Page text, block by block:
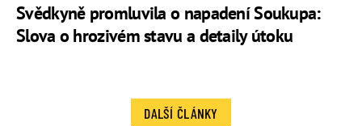
Svědkyně promluvila o napadení Soukupa:
Slova o hrozivém stavu a detaily útoku
DALŠÍ ČLÁNKY